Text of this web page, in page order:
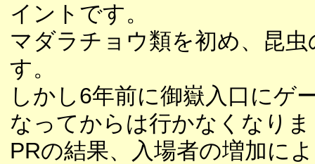
イントです。
マダラチョウ類を初め、昆
す。
しかし6年前に御嶽入口にゲ
なってからは行かなくなり
PRの結果、入場者の増加に